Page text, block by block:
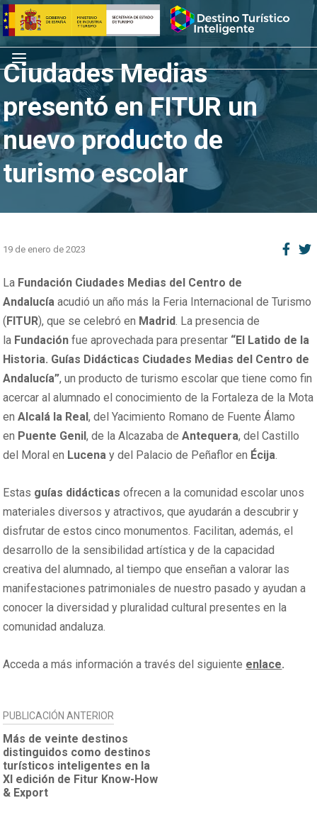
Saltar
al
contenido
Inicio
Menú
Ciudades Medias
presentó en FITUR un
nuevo producto de
turismo escolar
19 de enero de 2023
La Fundación Ciudades Medias del Centro de
Andalucía acudió un año más la Feria Internacional de Turismo
( FITUR), que se celebró en Madrid. La presencia de
la Fundación fue aprovechada para presentar “El Latido de la
Historia. Guías Didácticas Ciudades Medias del Centro de
Andalucía”, un producto de turismo escolar que tiene como fin
acercar al alumnado el conocimiento de la Fortaleza de la Mota
enAlcalá la Real, del Yacimiento Romano de Fuente Álamo
en Puente Genil, de la Alcazaba deAntequera, del Castillo
del Moral en Lucena y del Palacio de Peñaflor en Écija.
Estas guías didácticas ofrecen a la comunidad escolar unos
materiales diversos y atractivos, que ayudarán a descubrir y
disfrutar de estos cinco monumentos. Facilitan, además, el
desarrollo de la sensibilidad artística y de la capacidad
creativa del alumnado, al tiempo que enseñan a valorar las
manifestaciones patrimoniales de nuestro pasado y ayudan a
conocer la diversidad y pluralidad cultural presentes en la
comunidad andaluza.
Acceda a más información a través del siguiente enlace.
NAVEGACIÓN
DE
ENTRADAS
PUBLICACIÓN ANTERIOR
Más de veinte destinos
distinguidos como destinos
turísticos inteligentes en la
XI edición de Fitur Know-How
& Export